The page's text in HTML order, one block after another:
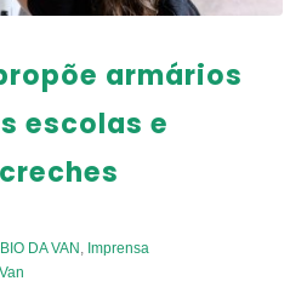
armários
escolas e
DA VAN
Imprensa